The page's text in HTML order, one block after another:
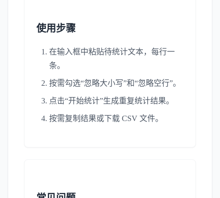
使用步骤
在输入框中粘贴待统计文本，每行一
条。
按需勾选“忽略大小写”和“忽略空行”。
点击“开始统计”生成重复统计结果。
按需复制结果或下载 CSV 文件。